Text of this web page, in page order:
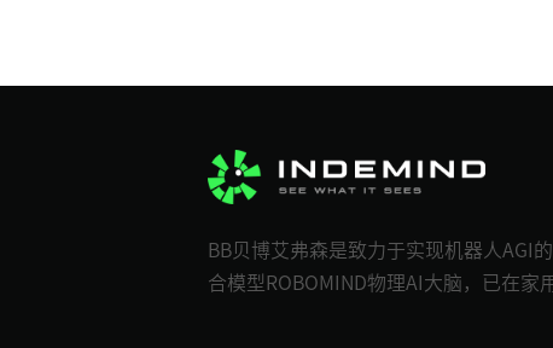
BB贝博艾弗森是致力于实现机器人AGI
合模型ROBOMIND物理AI大脑，已在家